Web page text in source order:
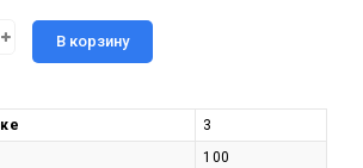
В корзину
3
100